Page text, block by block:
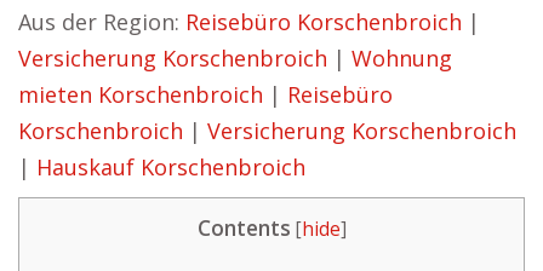
Aus der Region: Reisebüro Korschenbroich |
Versicherung Korschenbroich | Wohnung
mieten Korschenbroich | Reisebüro
Korschenbroich | Versicherung Korschenbroich
| Hauskauf Korschenbroich
Contents [hide]